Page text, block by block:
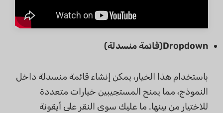
Dropdown(قائمة منسدلة)
باستخدام هذا الخيار، يمكن إنشاء قائمة منسدلة داخل
النموذج، مما يمنح المستجيبين خيارات متعددة
للاختيار من بينها. ما عليك سوى النقر على أيقونة